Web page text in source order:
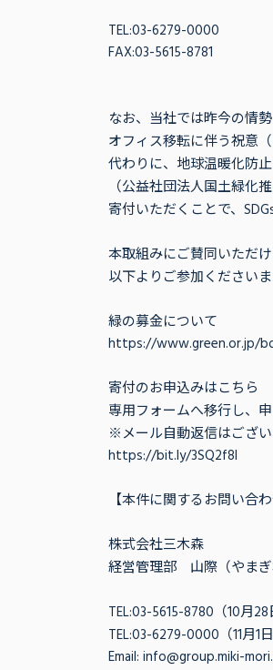
TEL:03-6279-0000
FAX:03-5615-8781
なお、当社では昨今の情
オフィス移転に伴う祝意
代わりに、地球温暖化防
（公益社団法人国土緑化
寄付いただくことで、
本取組みにご賛同いただ
以下よりご参加ください
緑の募金について
https://www.green.or.jp/
寄付のお申込みはこちら
専用フォームへ移行し、
※メール自動返信はござい
https://bit.ly/3SQ2f8l
【本件に関するお問い合わ
株式会社三木森
経営管理部 山際（やまぎ
TEL:03-5615-8780（10月28
TEL:03-6279-0000（11月1
Email: info@group.miki-